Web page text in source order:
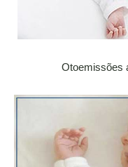
Otoemissões